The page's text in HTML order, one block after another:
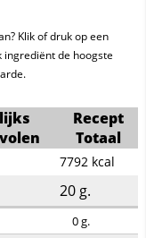
Klik of druk op een
ingrediënt de hoogste
Recept
Totaal
7792 kcal
20 g.
0g.